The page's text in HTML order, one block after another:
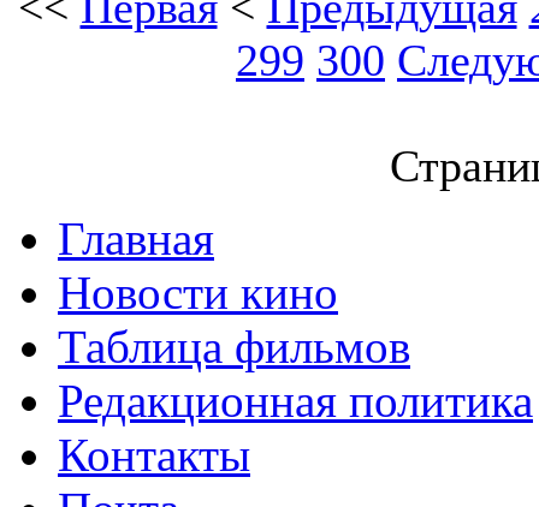
299 300
Главная
Новости кино
Таблица фильмов
Редакционная политика
Контакты